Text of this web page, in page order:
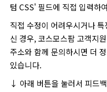
텀 CSS' 필드에 직접 입력하
직접 수정이 어려우시거나
신 경우, 코스모스팜 고객지
주소와 함께 문의하시면 더
있습니다.
↓ 아래 버튼을 눌러서 피드